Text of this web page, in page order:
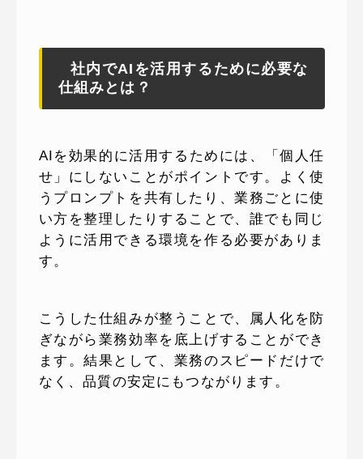
社内でAIを活用するために必要な
仕組みとは？
AIを効果的に活用するためには、「個人任
せ」にしないことがポイントです。よく使
うプロンプトを共有したり、業務ごとに使
い方を整理したりすることで、誰でも同じ
ように活用できる環境を作る必要がありま
す。
こうした仕組みが整うことで、属人化を防
ぎながら業務効率を底上げすることができ
ます。結果として、業務のスピードだけで
なく、品質の安定にもつながります。